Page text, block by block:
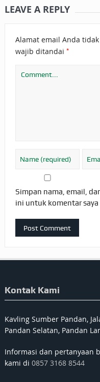
LEAVE A REPLY
Alamat email Anda
wajib ditandai *
Simpan nama, email,
ini untuk komentar
Kontak Kami
Kavling Sumber Pandan,
Pandan Selatan, Pandan
Informasi dan pertanyaan
kami di 0857 3168 8544